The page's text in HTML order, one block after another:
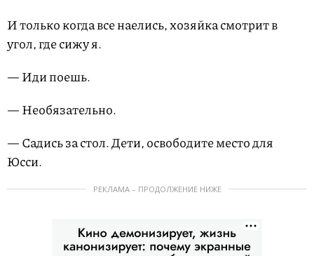
И только когда все наелись, хозяйка смотрит в
угол, где сижу я.
— Иди поешь.
— Необязательно.
— Садись за стол. Дети, освободите место для
Юсси.
РЕКЛАМА – ПРОДОЛЖЕНИЕ НИЖЕ